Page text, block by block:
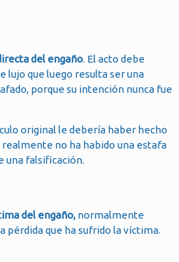
del engaño. El acto debe
lujo que luego resulta ser una
porque su intención nunca fue
original le debería haber hecho
realmente no ha habido una estafa
una falsificación.
del engaño, normalmente
pérdida que ha sufrido la víctima.